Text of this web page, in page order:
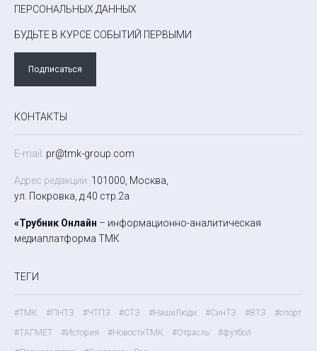
ПЕРСОНАЛЬНЫХ ДАННЫХ
БУДЬТЕ В КУРСЕ СОБЫТИЙ ПЕРВЫМИ
Подписаться
КОНТАКТЫ
E-mail: pr@tmk-group.com
Адрес редакции: 101000, Москва,
ул. Покровка, д.40 стр.2а
«Трубник Онлайн – информационно-аналитическая
медиаплатформа ТМК
ТЕГИ
#ТМК #ПНТЗ #ЧТПЗ #СТЗ #НашиЛюди #СинТЗ #ВТЗ
#спорт
#ТАГМЕТ
#История #НовостиТМК #Отрасль
#футбол